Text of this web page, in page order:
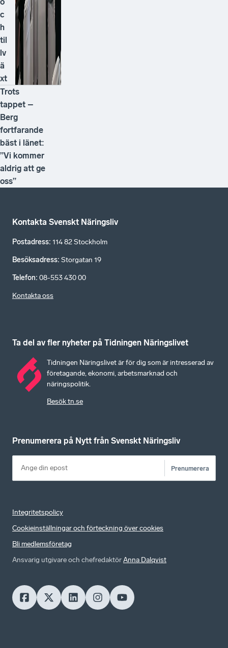
c
h
til
lv
ä
xt
Trots
tappet –
Berg
fortfarande
bäst i länet:
”Vi kommer
aldrig att ge
oss”
Kontakta Svenskt Näringsliv
Postadress: 114 82 Stockholm
Besöksadress: Storgatan 19
Telefon: 08-553 430 00
Kontakta oss
Ta del av fler nyheter på Tidningen Näringslivet
Tidningen Näringslivet är för dig som är intresserad av
företagande, ekonomi, arbetsmarknad och
näringspolitik.
Besök tn.se
Prenumerera på Nytt från Svenskt Näringsliv
Prenumerera
Integritetspolicy
Cookieinställningar och förteckning över cookies
Bli medlemsföretag
Ansvarig utgivare och chefredaktörAnna Dalqvist